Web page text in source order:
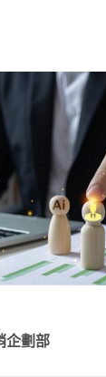
企劃部